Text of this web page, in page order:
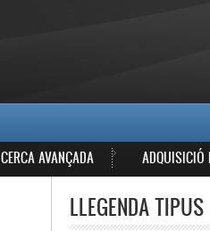
CERCA AVANÇADA ADQUISICIÓ
LLEGENDA